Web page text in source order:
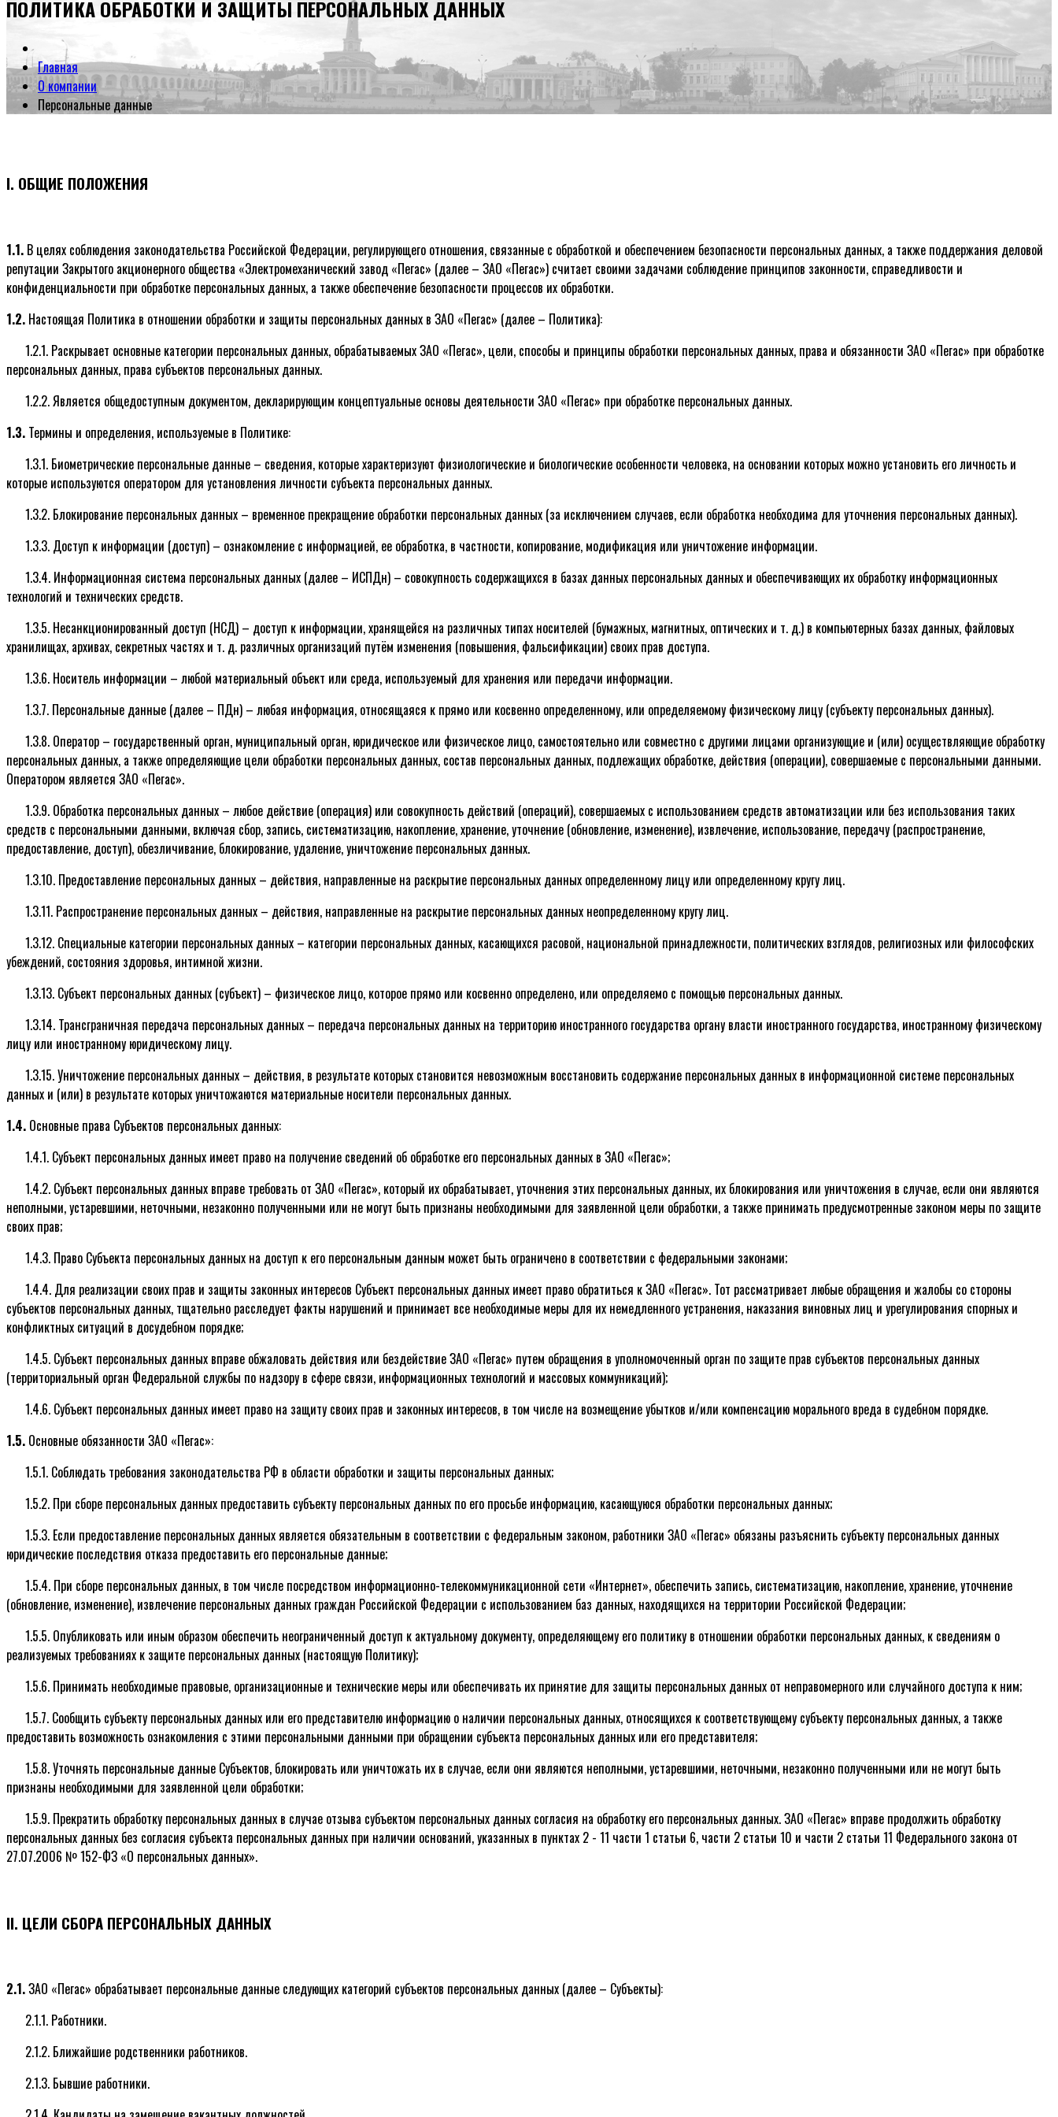
ПОЛИТИКА ОБРАБОТКИ И ЗАЩИТЫ ПЕРСОНАЛЬНЫХ ДАННЫХ
Главная
О компании
Персональные данные
I. ОБЩИЕ ПОЛОЖЕНИЯ
1.1. В целях соблюдения законодательства Российской Федерации, регулирующего отношения, связанные с обработкой и обеспечением безопасности персональных данных, а также поддержания деловой
репутации Закрытого акционерного общества «Электромеханический завод «Пегас» (далее – ЗАО «Пегас») считает своими задачами соблюдение принципов законности, справедливости и
конфиденциальности при обработке персональных данных, а также обеспечение безопасности процессов их обработки.
1.2. Настоящая Политика в отношении обработки и защиты персональных данных в ЗАО «Пегас» (далее – Политика):
1.2.1. Раскрывает основные категории персональных данных, обрабатываемых ЗАО «Пегас», цели, способы и принципы обработки персональных данных, права и обязанности ЗАО «Пегас» при обработке
персональных данных, права субъектов персональных данных.
1.2.2. Является общедоступным документом, декларирующим концептуальные основы деятельности ЗАО «Пегас» при обработке персональных данных.
1.3. Термины и определения, используемые в Политике:
1.3.1. Биометрические персональные данные – сведения, которые характеризуют физиологические и биологические особенности человека, на основании которых можно установить его личность и
которые используются оператором для установления личности субъекта персональных данных.
1.3.2. Блокирование персональных данных – временное прекращение обработки персональных данных (за исключением случаев, если обработка необходима для уточнения персональных данных).
1.3.3. Доступ к информации (доступ) – ознакомление с информацией, ее обработка, в частности, копирование, модификация или уничтожение информации.
1.3.4. Информационная система персональных данных (далее – ИСПДн) – совокупность содержащихся в базах данных персональных данных и обеспечивающих их обработку информационных
технологий и технических средств.
1.3.5. Несанкционированный доступ (НСД) – доступ к информации, хранящейся на различных типах носителей (бумажных, магнитных, оптических и т. д.) в компьютерных базах данных, файловых
хранилищах, архивах, секретных частях и т. д. различных организаций путём изменения (повышения, фальсификации) своих прав доступа.
1.3.6. Носитель информации – любой материальный объект или среда, используемый для хранения или передачи информации.
1.3.7. Персональные данные (далее – ПДн) – любая информация, относящаяся к прямо или косвенно определенному, или определяемому физическому лицу (субъекту персональных данных).
1.3.8. Оператор – государственный орган, муниципальный орган, юридическое или физическое лицо, самостоятельно или совместно с другими лицами организующие и (или) осуществляющие обработку
персональных данных, а также определяющие цели обработки персональных данных, состав персональных данных, подлежащих обработке, действия (операции), совершаемые с персональными данными.
Оператором является ЗАО «Пегас».
1.3.9. Обработка персональных данных – любое действие (операция) или совокупность действий (операций), совершаемых с использованием средств автоматизации или без использования таких
средств с персональными данными, включая сбор, запись, систематизацию, накопление, хранение, уточнение (обновление, изменение), извлечение, использование, передачу (распространение,
предоставление, доступ), обезличивание, блокирование, удаление, уничтожение персональных данных.
1.3.10. Предоставление персональных данных – действия, направленные на раскрытие персональных данных определенному лицу или определенному кругу лиц.
1.3.11. Распространение персональных данных – действия, направленные на раскрытие персональных данных неопределенному кругу лиц.
1.3.12. Специальные категории персональных данных – категории персональных данных, касающихся расовой, национальной принадлежности, политических взглядов, религиозных или философских
убеждений, состояния здоровья, интимной жизни.
1.3.13. Субъект персональных данных (субъект) – физическое лицо, которое прямо или косвенно определено, или определяемо с помощью персональных данных.
1.3.14. Трансграничная передача персональных данных – передача персональных данных на территорию иностранного государства органу власти иностранного государства, иностранному физическому
лицу или иностранному юридическому лицу.
1.3.15. Уничтожение персональных данных – действия, в результате которых становится невозможным восстановить содержание персональных данных в информационной системе персональных
данных и (или) в результате которых уничтожаются материальные носители персональных данных.
1.4. Основные права Субъектов персональных данных:
1.4.1. Субъект персональных данных имеет право на получение сведений об обработке его персональных данных в ЗАО «Пегас»;
1.4.2. Субъект персональных данных вправе требовать от ЗАО «Пегас», который их обрабатывает, уточнения этих персональных данных, их блокирования или уничтожения в случае, если они являются
неполными, устаревшими, неточными, незаконно полученными или не могут быть признаны необходимыми для заявленной цели обработки, а также принимать предусмотренные законом меры по защите
своих прав;
1.4.3. Право Субъекта персональных данных на доступ к его персональным данным может быть ограничено в соответствии с федеральными законами;
1.4.4. Для реализации своих прав и защиты законных интересов Субъект персональных данных имеет право обратиться к ЗАО «Пегас». Тот рассматривает любые обращения и жалобы со стороны
субъектов персональных данных, тщательно расследует факты нарушений и принимает все необходимые меры для их немедленного устранения, наказания виновных лиц и урегулирования спорных и
конфликтных ситуаций в досудебном порядке;
1.4.5. Субъект персональных данных вправе обжаловать действия или бездействие ЗАО «Пегас» путем обращения в уполномоченный орган по защите прав субъектов персональных данных
(территориальный орган Федеральной службы по надзору в сфере связи, информационных технологий и массовых коммуникаций);
1.4.6. Субъект персональных данных имеет право на защиту своих прав и законных интересов, в том числе на возмещение убытков и/или компенсацию морального вреда в судебном порядке.
1.5. Основные обязанности ЗАО «Пегас»:
1.5.1. Соблюдать требования законодательства РФ в области обработки и защиты персональных данных;
1.5.2. При сборе персональных данных предоставить субъекту персональных данных по его просьбе информацию, касающуюся обработки персональных данных;
1.5.3. Если предоставление персональных данных является обязательным в соответствии с федеральным законом, работники ЗАО «Пегас» обязаны разъяснить субъекту персональных данных
юридические последствия отказа предоставить его персональные данные;
1.5.4. При сборе персональных данных, в том числе посредством информационно-телекоммуникационной сети «Интернет», обеспечить запись, систематизацию, накопление, хранение, уточнение
(обновление, изменение), извлечение персональных данных граждан Российской Федерации с использованием баз данных, находящихся на территории Российской Федерации;
1.5.5. Опубликовать или иным образом обеспечить неограниченный доступ к актуальному документу, определяющему его политику в отношении обработки персональных данных, к сведениям о
реализуемых требованиях к защите персональных данных (настоящую Политику);
1.5.6. Принимать необходимые правовые, организационные и технические меры или обеспечивать их принятие для защиты персональных данных от неправомерного или случайного доступа к ним;
1.5.7. Сообщить субъекту персональных данных или его представителю информацию о наличии персональных данных, относящихся к соответствующему субъекту персональных данных, а также
предоставить возможность ознакомления с этими персональными данными при обращении субъекта персональных данных или его представителя;
1.5.8. Уточнять персональные данные Субъектов, блокировать или уничтожать их в случае, если они являются неполными, устаревшими, неточными, незаконно полученными или не могут быть
признаны необходимыми для заявленной цели обработки;
1.5.9. Прекратить обработку персональных данных в случае отзыва субъектом персональных данных согласия на обработку его персональных данных. ЗАО «Пегас» вправе продолжить обработку
персональных данных без согласия субъекта персональных данных при наличии оснований, указанных в пунктах 2 - 11 части 1 статьи 6, части 2 статьи 10 и части 2 статьи 11 Федерального закона от
27.07.2006 № 152-ФЗ «О персональных данных».
II. ЦЕЛИ СБОРА ПЕРСОНАЛЬНЫХ ДАННЫХ
2.1.ЗАО «Пегас» обрабатывает персональные данные следующих категорий субъектов персональных данных (далее – Субъекты):
2.1.1. Работники.
2.1.2. Ближайшие родственники работников.
2.1.3. Бывшие работники.